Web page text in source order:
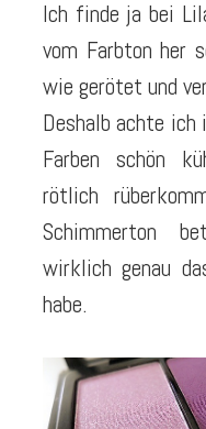
Ich finde ja bei
vom Farbton her
wie gerötet und
Deshalb achte
Farben schön
rötlich
Schimmerton
wirklich genau
habe.